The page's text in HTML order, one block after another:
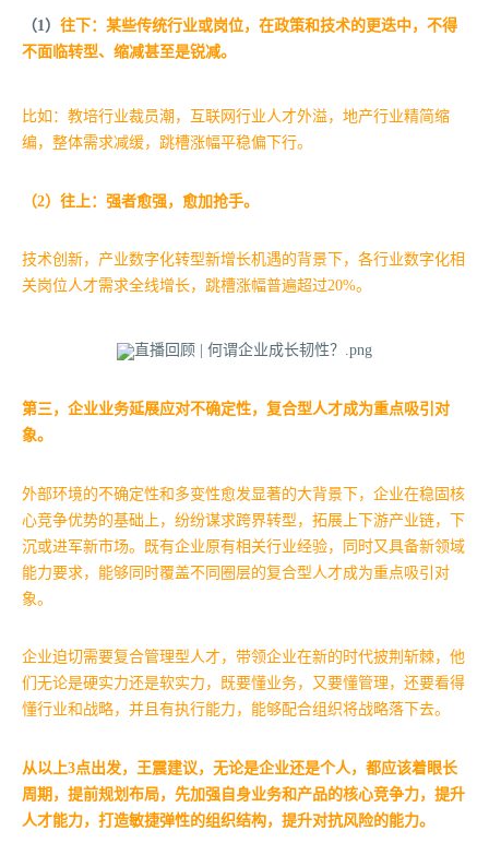
（1） 往下：某些传统行业或岗位，在政策和技术的更迭中，不得
不面临转型、缩减甚至是锐减。
比如：教培行业裁员潮，互联网行业人才外溢，地产行业精简缩
编，整体需求减缓，跳槽涨幅平稳偏下行。
（2） 往上：强者愈强，愈加抢手。
技术创新，产业数字化转型新增长机遇的背景下，各行业数字化相
关岗位人才需求全线增长，跳槽涨幅普遍超过20%。
第三，企业业务延展应对不确定性，复合型人才成为重点吸引对
象。
外部环境的不确定性和多变性愈发显著的大背景下，企业在稳固核
心竞争优势的基础上，纷纷谋求跨界转型，拓展上下游产业链，下
沉或进军新市场。既有企业原有相关行业经验，同时又具备新领域
能力要求，能够同时覆盖不同圈层的复合型人才成为重点吸引对
象。
企业迫切需要复合管理型人才，带领企业在新的时代披荆斩棘，他
们无论是硬实力还是软实力，既要懂业务，又要懂管理，还要看得
懂行业和战略，并且有执行能力，能够配合组织将战略落下去。
从以上3点出发，王震建议，无论是企业还是个人，都应该着眼长
周期，提前规划布局，先加强自身业务和产品的核心竞争力，提升
人才能力，打造敏捷弹性的组织结构，提升对抗风险的能力。